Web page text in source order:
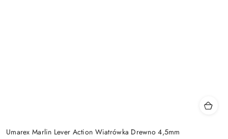
Umarex Marlin Lever Action Wiatrówka Drewno 4,5mm